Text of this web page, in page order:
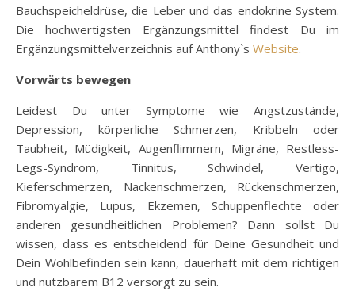
Bauchspeicheldrüse, die Leber und das endokrine System.
Die hochwertigsten Ergänzungsmittel findest Du im
Ergänzungsmittelverzeichnis auf Anthony`s Website.
Vorwärts bewegen
Leidest Du unter Symptome wie Angstzustände,
Depression, körperliche Schmerzen, Kribbeln oder
Taubheit, Müdigkeit, Augenflimmern, Migräne, Restless-
Legs-Syndrom, Tinnitus, Schwindel, Vertigo,
Kieferschmerzen, Nackenschmerzen, Rückenschmerzen,
Fibromyalgie, Lupus, Ekzemen, Schuppenflechte oder
anderen gesundheitlichen Problemen? Dann sollst Du
wissen, dass es entscheidend für Deine Gesundheit und
Dein Wohlbefinden sein kann, dauerhaft mit dem richtigen
und nutzbarem B12 versorgt zu sein.